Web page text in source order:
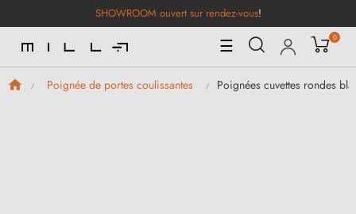
SHOWROOM ouvert sur rendez-vous!
Basculer
la
navigation
☰ 0
Poignée de portes coulissantes Poignées cuvettes rondes